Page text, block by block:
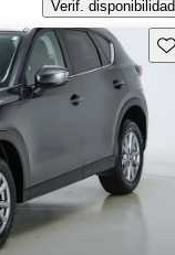
Verif. disponibilidad